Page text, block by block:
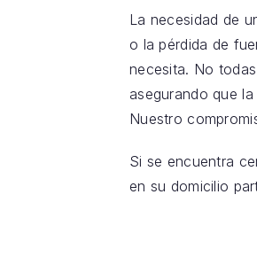
La necesidad de
o la pérdida de
necesita. No
asegurando que
Nuestro
Si se encuentra
en su domicilio